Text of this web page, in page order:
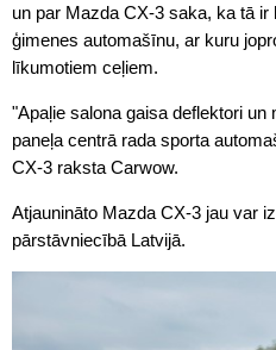
un par Mazda CX-3 saka, ka tā
ģimenes automašīnu, ar kuru
līkumotiem ceļiem.
"Apaļie salona gaisa deflektori
paneļa centrā rada sporta
CX-3 raksta Carwow.
Atjaunināto Mazda CX-3 jau var
pārstāvniecībā Latvijā.